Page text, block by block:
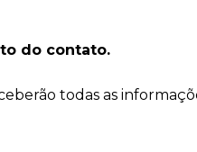
do contato.
todas as